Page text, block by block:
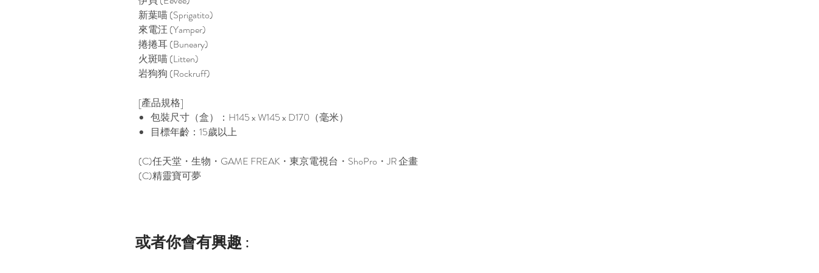
新葉喵 (Sprigatito)
來電汪 (Yamper)
捲捲耳 (Buneary)
火斑喵 (Litten)
岩狗狗 (Rockruff)
[產品規格]
包裝尺寸（盒）：H145 x W145 x D170（毫米）
目標年齡：15歲以上
(C)任天堂・生物・GAME FREAK・東京電視台・ShoPro・JR 企畫
(C)精靈寶可夢
或者你會有興趣 :